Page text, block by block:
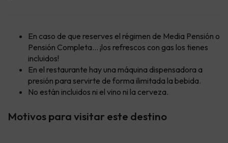
En caso de que reserves el régimen de Media Pensión o
Pensión Completa... ¡los refrescos con gas los tienes
incluidos!
En el restaurante hay una máquina dispensadora a
presión para servirte de forma ilimitada la bebida.
No están incluidos ni el vino ni la cerveza.
Motivos para visitar este destino